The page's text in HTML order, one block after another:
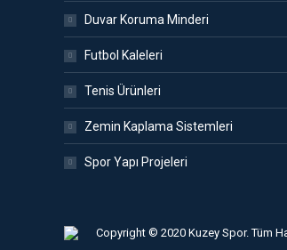
Duvar Koruma Minderi
Futbol Kaleleri
Tenis Ürünleri
Zemin Kaplama Sistemleri
Spor Yapı Projeleri
Copyright © 2020 Kuzey Spor. Tüm